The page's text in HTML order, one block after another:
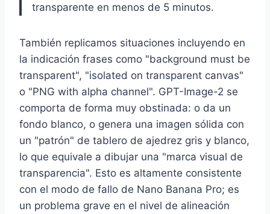
transparente en menos de 5 minutos.
También replicamos situaciones incluyendo en
la indicación frases como "background must be
transparent", "isolated on transparent canvas"
o "PNG with alpha channel". GPT-Image-2 se
comporta de forma muy obstinada: o da un
fondo blanco, o genera una imagen sólida con
un "patrón" de tablero de ajedrez gris y blanco,
lo que equivale a dibujar una "marca visual de
transparencia". Esto es altamente consistente
con el modo de fallo de Nano Banana Pro; es
un problema grave en el nivel de alineación